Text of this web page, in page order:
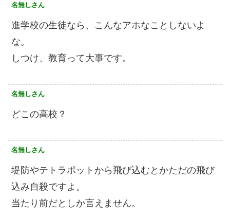
名無しさん
進学校の生徒なら、こんなアホなことしないよ
な。
しつけ、教育って大事です。
名無しさん
どこの高校？
名無しさん
堤防やテトラポットから飛び込むとかただの飛び
込み自殺ですよ。
当たり前だとしか言えません。